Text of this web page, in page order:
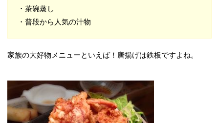
・茶碗蒸し
・普段から人気の汁物
家族の大好物メニューといえば！唐揚げは鉄板ですよね。